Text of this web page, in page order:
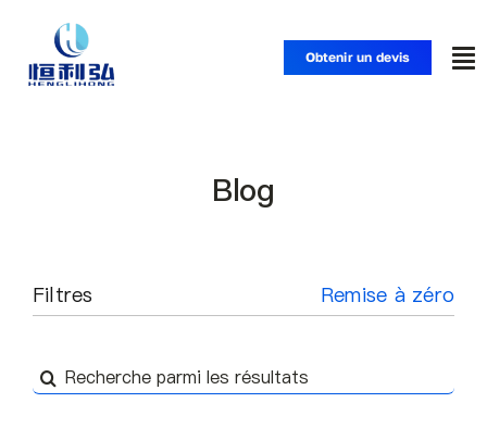
content
Obtenir un devis
Produits
Blog
Filtres Remise à zéro
Recherche